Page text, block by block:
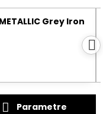
Grey Iron
Parametre